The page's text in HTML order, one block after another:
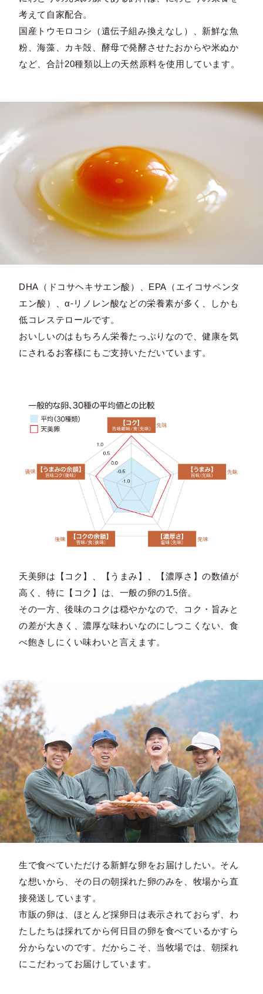
考えて自家配合。
国産トウモロコシ（遺伝子組み換えなし）、新鮮な魚
粉、海藻、カキ殻、酵母で発酵させたおからや米ぬか
など、合計20種類以上の天然原料を使用しています。
DHA（ドコサヘキサエン酸）、EPA（エイコサペンタ
エン酸）、α-リノレン酸などの栄養素が多く、しかも
低コレステロールです。
おいしいのはもちろん栄養たっぷりなので、健康を気
にされるお客様にもご支持いただいています。
天美卵は【コク】、【うまみ】、【濃厚さ】の数値が
高く、特に【コク】は、一般の卵の1.5倍。
その一方、後味のコクは穏やかなので、コク・旨みと
の差が大きく、濃厚な味わいなのにしつこくない、食
べ飽きしにくい味わいと言えます。
生で食べていただける新鮮な卵をお届けしたい。そん
な想いから、その日の朝採れた卵のみを、牧場から直
接発送しています。
市販の卵は、ほとんど採卵日は表示されておらず、わ
たしたちは採れてから何日目の卵を食べているかすら
分からないのです。だからこそ、当牧場では、朝採れ
にこだわってお届けしています。